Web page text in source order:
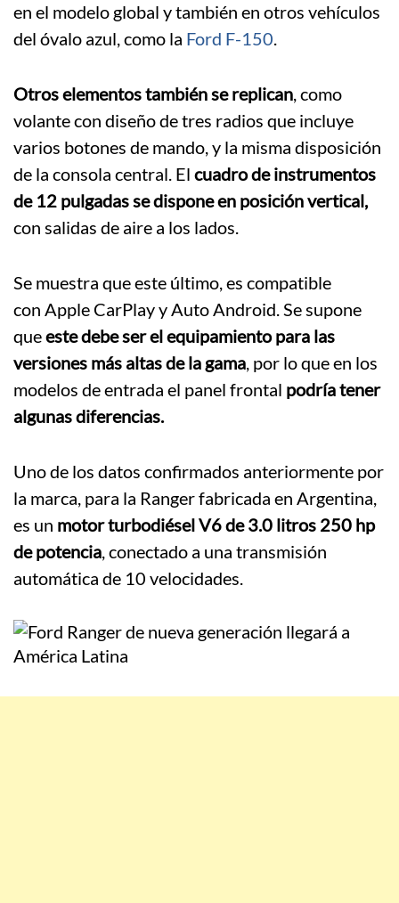
en el modelo global y también en otros vehículos
del óvalo azul, como la Ford F-150.
Otros elementos también se replican, como
volante con diseño de tres radios que incluye
varios botones de mando, y la misma disposición
de la consola central. El cuadro de instrumentos
de 12 pulgadas se dispone en posición vertical,
con salidas de aire a los lados.
Se muestra que este último, es compatible
con Apple CarPlay y Auto Android. Se supone
queeste debe ser el equipamiento para las
versiones más altas de la gama, por lo que en los
modelos de entrada el panel frontal podría tener
algunas diferencias.
Uno de los datos confirmados anteriormente por
la marca, para la Ranger fabricada en Argentina,
es un motor turbodiésel V6 de 3.0 litros 250 hp
de potencia, conectado a una transmisión
automática de 10 velocidades.